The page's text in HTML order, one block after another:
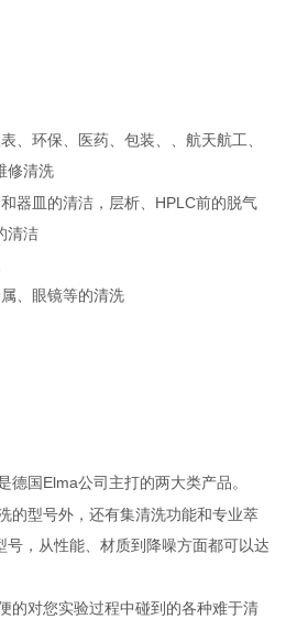
、环保、医药、包装、、航天航工、
修清洗
器皿的清洁，层析、 HPLC前的脱气
清洁
、眼镜等的清洗
德国 Elma公司主打的两大类产品。
的型号外，还有集清洗功能和专业萃
号，从性能、材质到降噪方面都可以达
的对您实验过程中碰到的各种难于清